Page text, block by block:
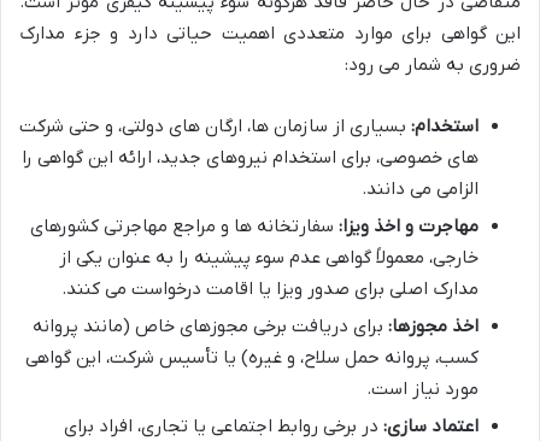
این گواهی برای موارد متعددی اهمیت حیاتی دارد و جزء مدارک
ضروری به شمار می رود:
استخدام: بسیاری از سازمان ها، ارگان های دولتی، و حتی شرکت
های خصوصی، برای استخدام نیروهای جدید، ارائه این گواهی را
الزامی می دانند.
مهاجرت و اخذ ویزا: سفارتخانه ها و مراجع مهاجرتی کشورهای
خارجی، معمولاً گواهی عدم سوء پیشینه را به عنوان یکی از
مدارک اصلی برای صدور ویزا یا اقامت درخواست می کنند.
اخذ مجوزها: برای دریافت برخی مجوزهای خاص (مانند پروانه
کسب، پروانه حمل سلاح، و غیره) یا تأسیس شرکت، این گواهی
مورد نیاز است.
اعتماد سازی: در برخی روابط اجتماعی یا تجاری، افراد برای